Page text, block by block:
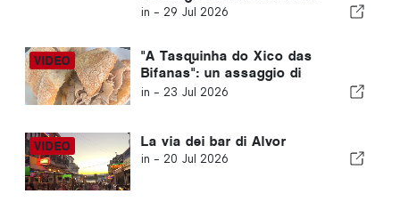
in - 29 Jul 2026
"A Tasquinha do Xico das
Bifanas": un assaggio di
tradizione al mercato di
in - 23 Jul 2026
La via dei bar di Alvor
in - 20 Jul 2026